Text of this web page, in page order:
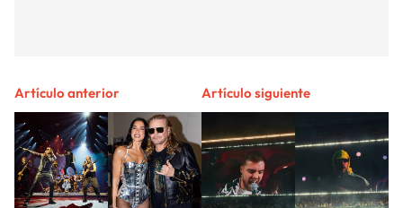
Artículo anterior Artículo siguiente